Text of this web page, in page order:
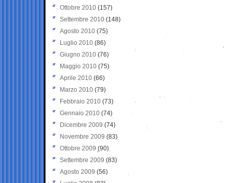
Ottobre 2010 (157)
Settembre 2010 (148)
Agosto 2010 (75)
Luglio 2010 (86)
Giugno 2010 (76)
Maggio 2010 (75)
Aprile 2010 (66)
Marzo 2010 (79)
Febbraio 2010 (73)
Gennaio 2010 (74)
Dicembre 2009 (74)
Novembre 2009 (83)
Ottobre 2009 (90)
Settembre 2009 (83)
Agosto 2009 (56)